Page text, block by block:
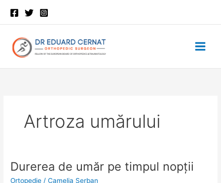
content
Artroza umărului
Durerea de umăr pe timpul nopții
Ortopedie /Camelia Serban
Durerea
Durerea